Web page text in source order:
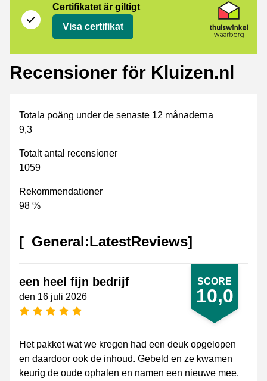
Certifikatet är giltigt
Visa certifikat
Recensioner för Kluizen.nl
Totala poäng under de senaste 12 månaderna
9,3
Totalt antal recensioner
1059
Rekommendationer
98 %
[_General:LatestReviews]
SCORE
10,0
een heel fijn bedrijf
den 16 juli 2026
[_General:NumberOfStarsPluralFormat]
Het pakket wat we kregen had een deuk opgelopen
en daardoor ook de inhoud. Gebeld en ze kwamen
keurig de oude ophalen en namen een nieuwe mee.